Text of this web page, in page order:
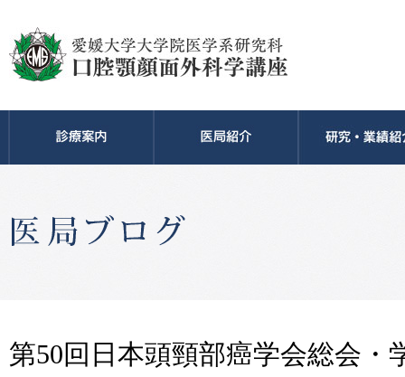
第50回日本頭頸部癌学会総会・